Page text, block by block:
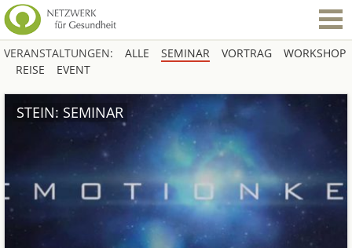
VERANSTALTUNGEN: ALLE SEMINAR VORTRAG
WORKSHOP
REISE
EVENT
STEIN: SEMINAR